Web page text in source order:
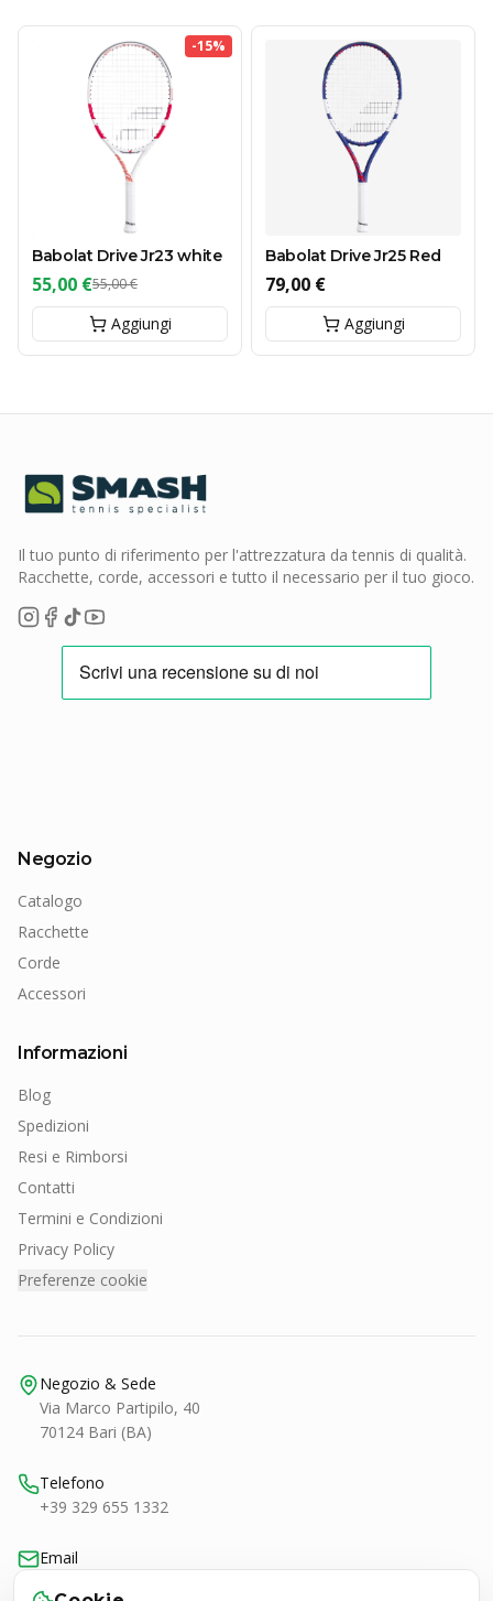
-15%
Babolat Drive Jr23 white
55,00 €55,00 €
Aggiungi
Babolat Drive Jr25 Red
79,00 €
Aggiungi
Il tuo punto di riferimento per l'attrezzatura da tennis di qualità.
Racchette, corde, accessori e tutto il necessario per il tuo gioco.
Negozio
Catalogo
Racchette
Corde
Accessori
Informazioni
Blog
Spedizioni
Resi e Rimborsi
Contatti
Termini e Condizioni
Privacy Policy
Preferenze cookie
Negozio & Sede
Via Marco Partipilo, 40
70124 Bari (BA)
Telefono
+39 329 655 1332
Email